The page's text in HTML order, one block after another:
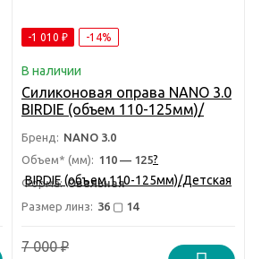
-1 010 ₽ -14%
В наличии
Силиконовая оправа NANO 3.0
BIRDIE (объем 110-125мм)/
оправа для очков - НАНО 3.0
Бренд: NANO 3.0
Объем* (мм): 110 — 125?
Форма: Овальная
Размер линз: 36 ▢ 14
7 000₽